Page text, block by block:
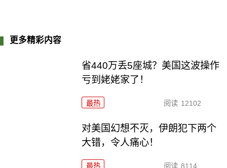
更多精彩内容
省440万丢5座城？美国这波操作
亏到姥姥家了！
最热 阅读 12102
对美国幻想不灭，伊朗犯下两个
大错，令人痛心！
最热 阅读 8114